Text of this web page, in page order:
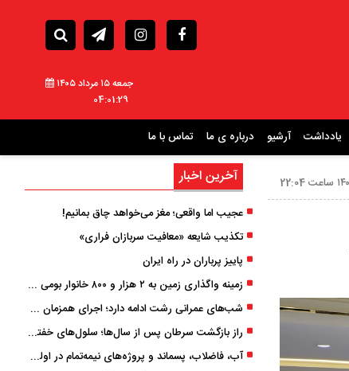
جمعه ۱۵ مرداد ۱۴۰۵
04:01:30
یادداشت آرشیو درباره ی ما تماس با ما
آخرین اخبار
عجیب اما واقعی؛ مغز می‌خواهد چاق بمانیم!
تکذیب شایعه «معافیت سربازان فراری»
پاییز پرباران در راه ایران
زمینه واگذاری زمین به ۲ هزار و ۸۰۰ خانوار بومی گیلان فراهم شد
شب‌های عمرانی رشت ادامه دارد؛ اجرای همزمان آسفالت‌ریزی در پنج منطقه شهری
راز بازگشت سرطان پس از سال‌ها؛ سلول‌های خفته چگونه دوباره بیدار می‌شوند؟
آب، فاضلاب، پسماند و پروژه‌های نیمه‌تمام در اولویت مصوبات سفر دولت